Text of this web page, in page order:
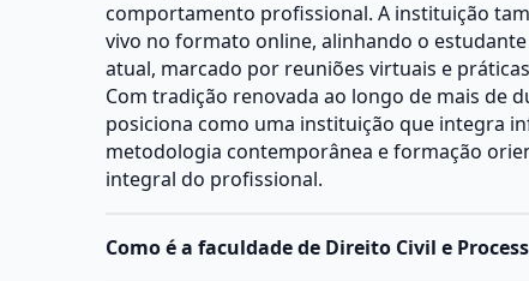
comportamento profissional. A instituição
vivo no formato online, alinhando o
atual, marcado por reuniões virtuais e
Com tradição renovada ao longo de mais de
posiciona como uma instituição que integra
metodologia contemporânea e formação
integral do profissional.
Como é a faculdade de Direito Civil e